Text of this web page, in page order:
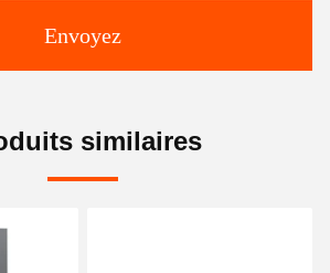
Envoyez
similaires